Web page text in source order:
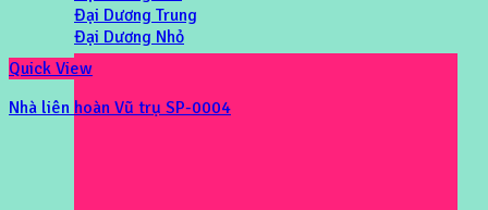
Đại Dương Trung
Đại Dương Nhỏ
Quick View
Nhà liên hoàn Vũ trụ SP-0004